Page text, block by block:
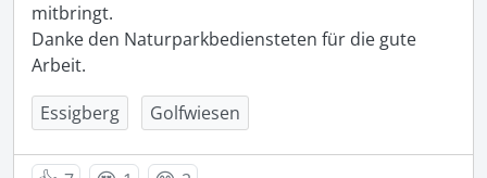
mitbringt.
Danke den Naturparkbediensteten für die gute
Arbeit.
Essigberg
Golfwiesen